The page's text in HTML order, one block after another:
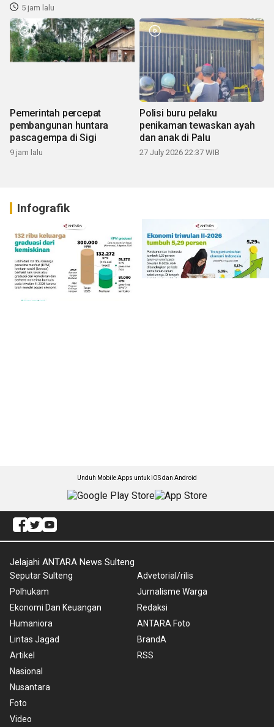
5 jam lalu
Pemerintah percepat
pembangunan huntara
pascagempa di Sigi
9 jam lalu
Polisi buru pelaku
penikaman tewaskan ayah
dan anak di Palu
27 July 2026 22:37 WIB
Infografik
Unduh Mobile Apps untuk iOS dan Android
Jelajahi ANTARA News Sulteng
Seputar Sulteng
Polhukam
Ekonomi Dan Keuangan
Humaniora
Lintas Jagad
Artikel
Nasional
Nusantara
Foto
Video
Advetorial/rilis
Jurnalisme Warga
Redaksi
ANTARA Foto
BrandA
RSS